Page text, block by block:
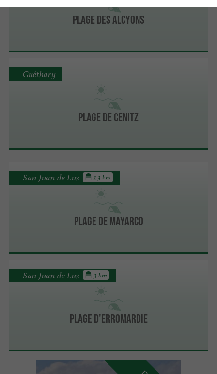
Plage des Alcyons
Plage de Cenitz
Guéthary
Plage de Mayarco
San Juan de Luz 1.3 km
Plage d'Erromardie
San Juan de Luz 3 km